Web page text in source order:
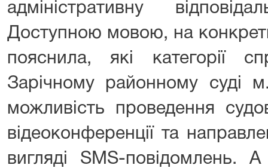
адміністративну
Доступною мовою, на
пояснила, які категорії
Зарічному районному
можливість проведення
відеоконференції та
вигляді SMS-повідомлень.